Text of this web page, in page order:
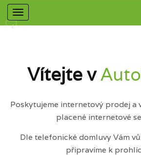
Mobilní
navigace
Vítejte v
Poskytujeme internetový prodej a
placené internetové
Dle telefonické domluvy Vám
připravíme k